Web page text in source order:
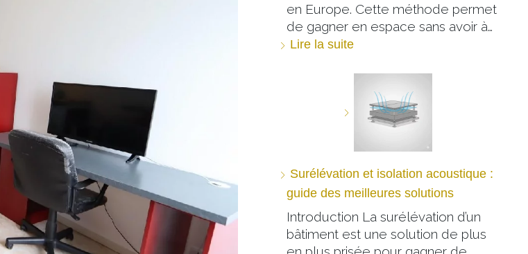
en Europe. Cette méthode permet
de gagner en espace sans avoir à…
Lire la suite
Surélévation et isolation acoustique :
guide des meilleures solutions
Introduction La surélévation d’un
bâtiment est une solution de plus